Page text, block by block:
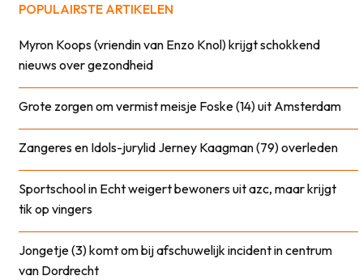
POPULAIRSTE ARTIKELEN
Myron Koops (vriendin van Enzo Knol) krijgt schokkend
nieuws over gezondheid
Grote zorgen om vermist meisje Foske (14) uit Amsterdam
Zangeres en Idols-jurylid Jerney Kaagman (79) overleden
Sportschool in Echt weigert bewoners uit azc, maar krijgt
tik op vingers
Jongetje (3) komt om bij afschuwelijk incident in centrum
van Dordrecht